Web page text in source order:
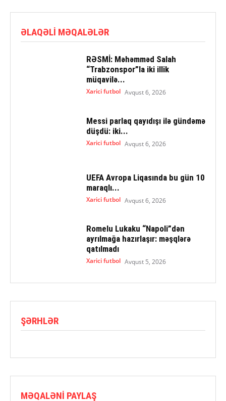
ƏLAQƏLI MƏQALƏLƏR
RƏSMİ: Məhəmməd Salah
“Trabzonspor”la iki illik
müqavilə...
Xarici futbol Avqust 6, 2026
Messi parlaq qayıdışı ilə gündəmə
düşdü: iki...
Xarici futbol Avqust 6, 2026
UEFA Avropa Liqasında bu gün 10
maraqlı...
Xarici futbol Avqust 6, 2026
Romelu Lukaku “Napoli”dən
ayrılmağa hazırlaşır: məşqlərə
qatılmadı
Xarici futbol Avqust 5, 2026
ŞƏRHLƏR
MƏQALƏNI PAYLAŞ